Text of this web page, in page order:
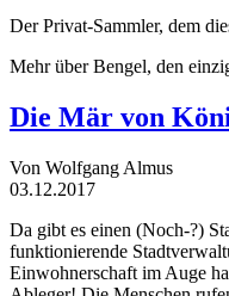
Der Privat-Sammler, dem
Mehr über Bengel, den
Die Mär von
Von Wolfgang Almus
03.12.2017
Da gibt es einen (Noch-?)
funktionierende
Einwohnerschaft im Auge